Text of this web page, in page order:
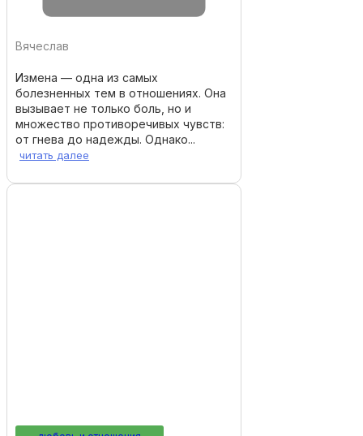
Вячеслав
Измена — одна из самых
болезненных тем в отношениях. Она
вызывает не только боль, но и
множество противоречивых чувств:
от гнева до надежды. Однако...
читать далее